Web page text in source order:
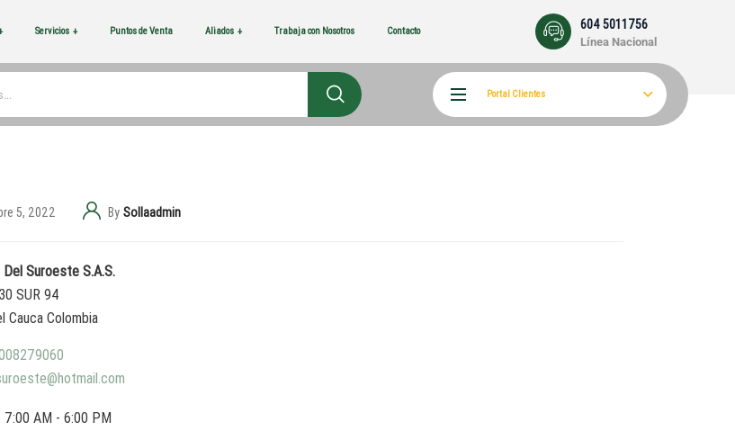
Servicios Puntos de Venta Aliados Trabaja con Nosotros Contacto 604 5011756
Línea Nacional
Portal Clientes
5, 2022 By Sollaadmin
Suroeste S.A.S.
SUR 94
Cauca Colombia
7:00 AM - 6:00 PM